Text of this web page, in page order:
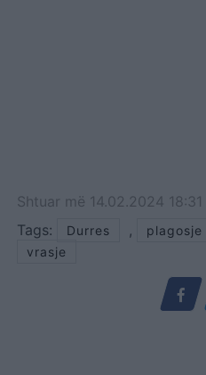
Shtuar më 14.02.2024 18:31
Tags:
Durres , plagosje
vrasje